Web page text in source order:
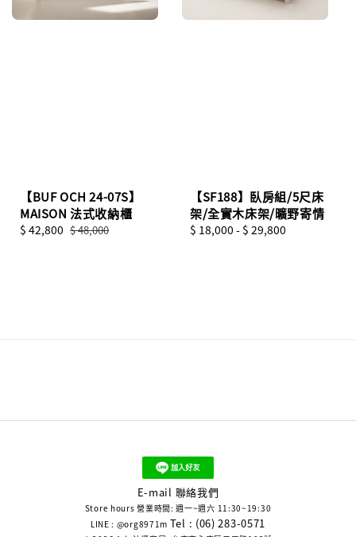
【BUF OCH 24-07S】
MAISON 法式收納櫃
Sale
$ 42,800 Regular
$ 48,000
【SF188】臥房組/5尺床
架/全實木床架/曠野寄情
Regular
$ 18,000 - $ 29,800
E-mail 聯絡我們
Store hours 營業時間: 週一~週六 11:30~19:30
LINE : @org8971m Tel : (06) 283-0571